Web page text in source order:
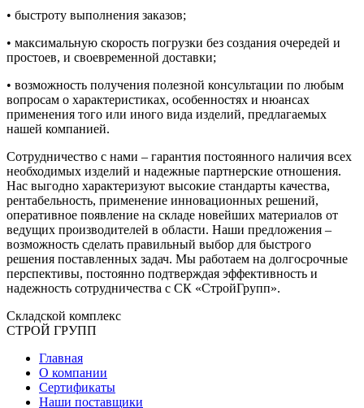
• быстроту выполнения заказов;
• максимальную скорость погрузки без создания очередей и
простоев, и своевременной доставки;
• возможность получения полезной консультации по любым
вопросам о характеристиках, особенностях и нюансах
применения того или иного вида изделий, предлагаемых
нашей компанией.
Сотрудничество с нами – гарантия постоянного наличия всех
необходимых изделий и надежные партнерские отношения.
Нас выгодно характеризуют высокие стандарты качества,
рентабельность, применение инновационных решений,
оперативное появление на складе новейших материалов от
ведущих производителей в области. Наши предложения –
возможность сделать правильный выбор для быстрого
решения поставленных задач. Мы работаем на долгосрочные
перспективы, постоянно подтверждая эффективность и
надежность сотрудничества с СК «СтройГрупп».
Складской комплекс
СТРОЙ ГРУПП
Главная
О компании
Сертификаты
Наши поставщики